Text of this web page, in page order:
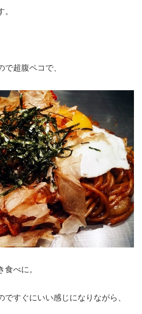
で超腹ペコで、
べに。
ですぐにいい感じになりながら、